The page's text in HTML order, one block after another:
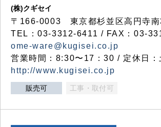
(株)クギセイ
〒166-0003 東京都杉並区高円寺
TEL：03-3312-6411 / FAX：03-
ome-ware@kugisei.co.jp
営業時間：8:30〜17：30 / 定休日：
http://www.kugisei.co.jp
販売可 工事・取付可